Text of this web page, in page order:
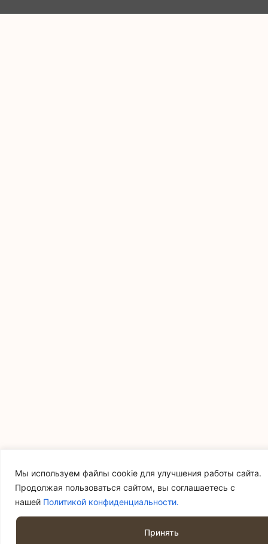
Мы используем файлы cookie для улучшения работы сайта.
Продолжая пользоваться сайтом, вы соглашаетесь с
нашей Политикой конфиденциальности.
Принять
0